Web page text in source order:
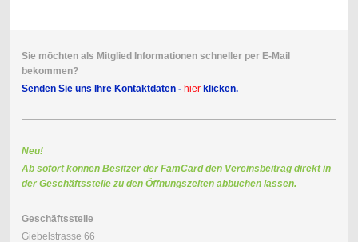
Sie möchten als Mitglied Informationen schneller per E-Mail
bekommen?
Senden Sie uns Ihre Kontaktdaten - hierklicken.
Neu!
Ab sofort können Besitzer der FamCard den Vereinsbeitrag direkt in
der Geschäftsstelle zu den Öffnungszeiten abbuchen lassen.
Geschäftsstelle
Giebelstrasse 66